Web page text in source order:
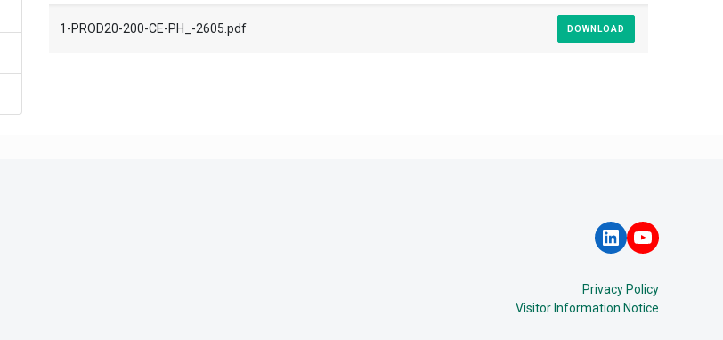
1-PROD20-200-CE-PH_-2605.pdf DOWNLOAD
LinkedIn
YouTube
Privacy Policy
Visitor Information Notice